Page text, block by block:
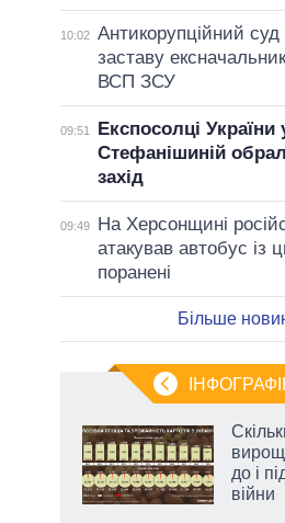
10:02 Антикорупційний
заставу
ВСП ЗСУ
09:51
Експосолці
Стефанішиній
захід
09:49
На Херсонщині
атакував автобус із
поранені
Більше
до і
війни